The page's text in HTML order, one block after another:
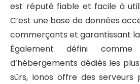
est réputé fiable et facile à
C’est une base de données
commerçants et garantissant
Également défini
d’hébergements dédiés les
sûrs, Ionos offre des serveurs